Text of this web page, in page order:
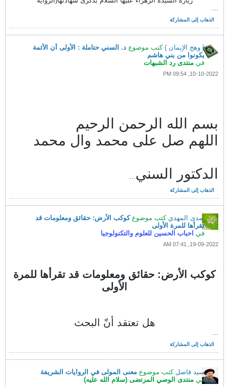
...
الذهاب إلى المشاركة
( وهج الإيمان ) كتب موضوع د. السني حتاملة : الأولى أن الأئمة
يكونوا من بني هاشم
في منتدى رد الشبهات
10-10-2022, 09:54 PM
بسم الله الرحمن الرحيم
اللهم صل على محمد وال محمد
الدكتور السني...
الذهاب إلى المشاركة
صدى المهدي كتب موضوعكوكب الأرض: حقائق ومعلومات قد
تقرأها للمرة الأولى
في احباب الحسين للعلوم والتكنولوجيا
19-09-2022, 07:41 AM
كوكب الأرض: حقائق ومعلومات قد تقرأها للمرة
الأولى
هل تعتقد أنّ البحث
...
الذهاب إلى المشاركة
سيد فاضل كتب موضوع معنى المولى في الروايات الشريفة
في منتدى الوصي المرتضى (سلام الله عليه)